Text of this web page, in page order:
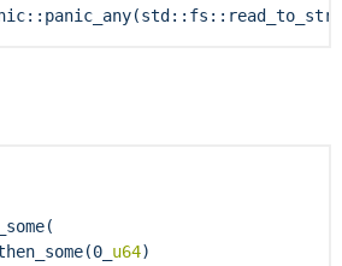
::panic_any(std :: fs
u64)